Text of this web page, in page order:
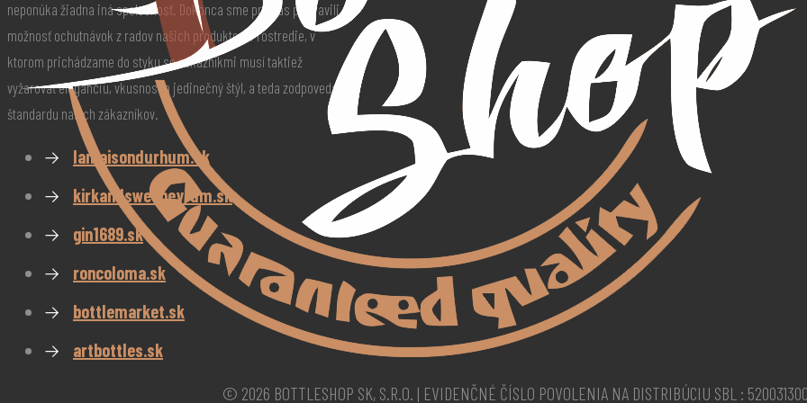
neponúka žiadna iná spoločnosť. Dokonca sme pre Vás pripravili
možnosť ochutnávok z radov našich produktov. Prostredie, v
ktorom prichádzame do styku so zákazníkmi musí taktiež
vyžarovať eleganciu, vkusnosť a jedinečný štýl, a teda zodpovedať
štandardu našich zákazníkov.
→
lamaisondurhum.sk
→
kirkandsweeneyrum.sk
→
gin1689.sk
→
roncoloma.sk
→
bottlemarket.sk
→
artbottles.sk
© 2026 BOTTLESHOP SK, S.R.O. | EVIDENČNÉ ČÍSLO POVOLENIA NA DISTRIBÚCIU SBL :